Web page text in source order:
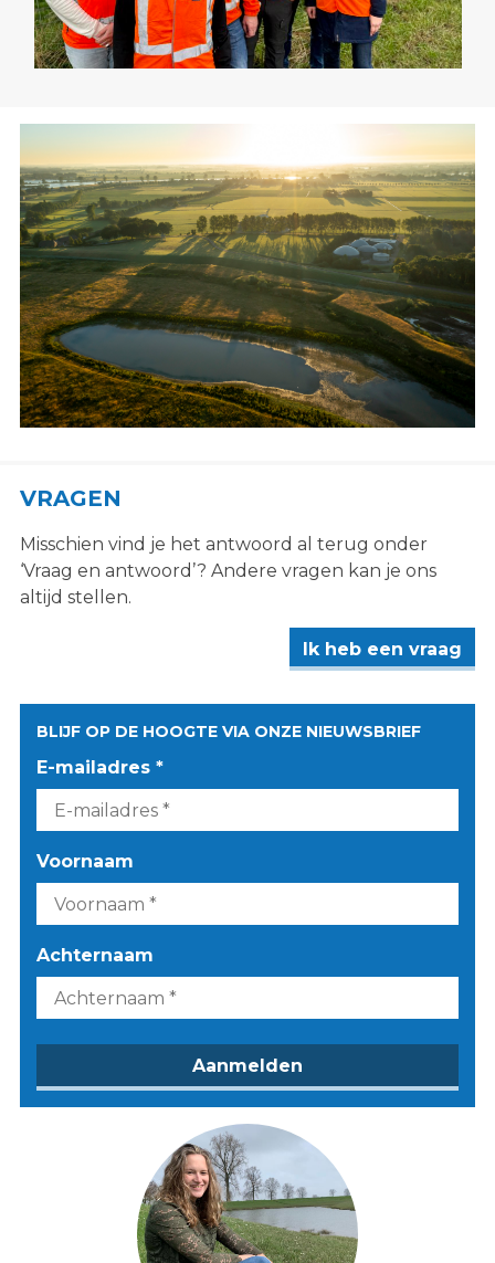
VRAGEN
Misschien vind je het antwoord al terug onder
‘Vraag en antwoord’? Andere vragen kan je ons
altijd stellen.
Ik heb een vraag
BLIJF OP DE HOOGTE VIA ONZE NIEUWSBRIEF
E-mailadres *
Voornaam
Achternaam